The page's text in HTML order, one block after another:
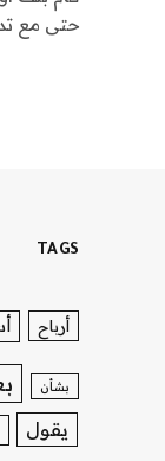
حتى مع
TAGS
أرباح
بشأن
يقول